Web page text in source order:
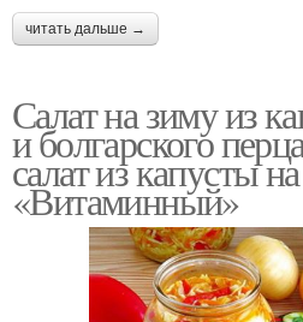
читать дальше →
Салат на зиму из
и болгарского
салат из капусты
«Витаминный»